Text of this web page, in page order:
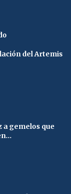
del Artemis
a gemelos que